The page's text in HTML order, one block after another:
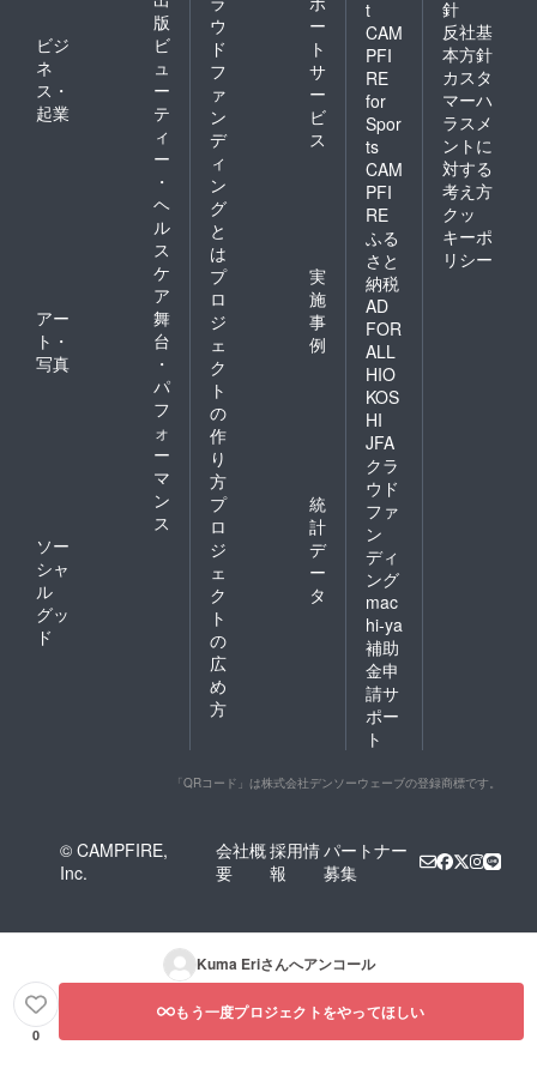
版
ビジ
ネ
ス・
起業
ビ
ュ
ー
テ
ィ
ー
・
ヘ
ル
ス
ケ
ア
アー
ト・
写真
舞
台
・
パ
フ
ォ
ー
マ
ン
ス
ソー
シャ
ル
グッ
ド
ウ
ド
フ
ァ
ン
デ
ィ
ン
グ
と
は
ー
ト
サ
ー
ビ
ス
プ
ロ
ジ
ェ
ク
ト
の
作
り
方
実
施
事
例
プ
ロ
ジ
ェ
ク
ト
の
広
め
方
統
計
デ
ー
タ
t
CAM
PFI
RE
for
Spor
ts
CAM
PFI
RE
ふる
さと
納税
AD
FOR
ALL
HIO
KOS
HI
JFA
クラ
ウド
ファ
ン
ディ
ング
mac
hi-ya
補助
金申
請サ
ポー
ト
針
反社基
本方針
カスタ
マーハ
ラスメ
ントに
対する
考え方
クッ
キーポ
リシー
「QRコード」は株式会社デンソーウェーブの登録商標です。
© CAMPFIRE,
Inc.
会社概
要
採用情
報
パートナー
募集
Kuma Eriさんへアンコール
0
もう一度プロジェクトをやってほしい